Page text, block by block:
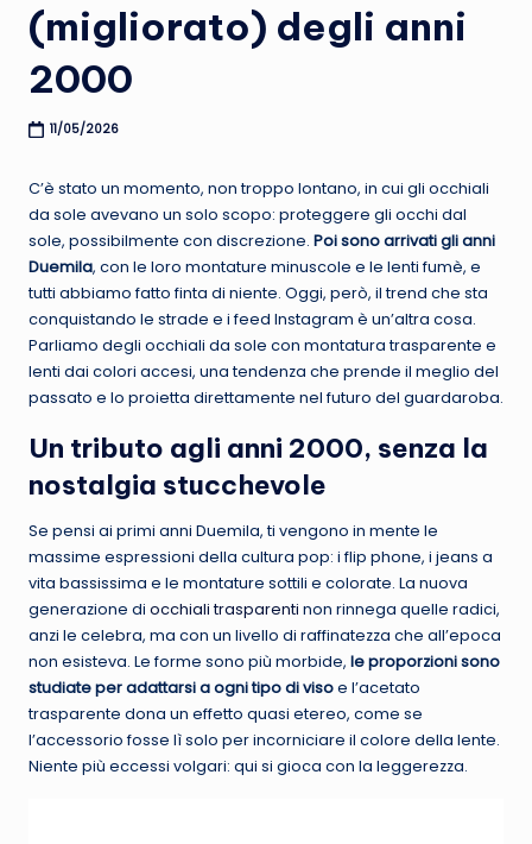
(migliorato) degli anni
2000
11/05/2026
C’è stato un momento, non troppo lontano, in cui gli occhiali
da sole avevano un solo scopo: proteggere gli occhi dal
sole, possibilmente con discrezione. Poi sono arrivati gli anni
Duemila, con le loro montature minuscole e le lenti fumè, e
tutti abbiamo fatto finta di niente. Oggi, però, il trend che sta
conquistando le strade e i feed Instagram è un’altra cosa.
Parliamo degli occhiali da sole con montatura trasparente e
lenti dai colori accesi, una tendenza che prende il meglio del
passato e lo proietta direttamente nel futuro del guardaroba.
Un tributo agli anni 2000, senza la
nostalgia stucchevole
Se pensi ai primi anni Duemila, ti vengono in mente le
massime espressioni della cultura pop: i flip phone, i jeans a
vita bassissima e le montature sottili e colorate. La nuova
generazione di occhiali trasparenti non rinnega quelle radici,
anzi le celebra, ma con un livello di raffinatezza che all’epoca
non esisteva. Le forme sono più morbide, le proporzioni sono
studiate per adattarsi a ogni tipo di visoe l’acetato
trasparente dona un effetto quasi etereo, come se
l’accessorio fosse lì solo per incorniciare il colore della lente.
Niente più eccessi volgari: qui si gioca con la leggerezza.